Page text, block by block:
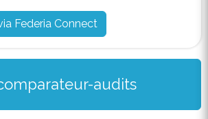
Federia Connect
audits